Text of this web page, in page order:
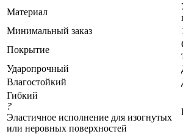
Материал
Минимальный заказ
Покрытие
Ударопрочный
Влагостойкий
Гибкий
?
Эластичное исполнение для изогнутых
или неровных поверхностей